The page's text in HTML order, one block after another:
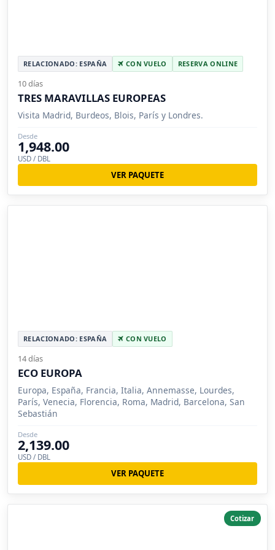
RELACIONADO: ESPAÑA CON VUELO RESERVA ONLINE
10 días
TRES MARAVILLAS EUROPEAS
Visita Madrid, Burdeos, Blois, París y Londres.
Desde
1,948.00
USD / DBL
VER PAQUETE
RELACIONADO: ESPAÑA CON VUELO
14 días
ECO EUROPA
Europa, España, Francia, Italia, Annemasse, Lourdes,
París, Venecia, Florencia, Roma, Madrid, Barcelona, San
Sebastián
Desde
2,139.00
USD / DBL
VER PAQUETE
Cotizar